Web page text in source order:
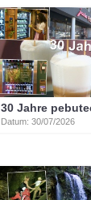
30 Jahre
Datum: 30/07/2026